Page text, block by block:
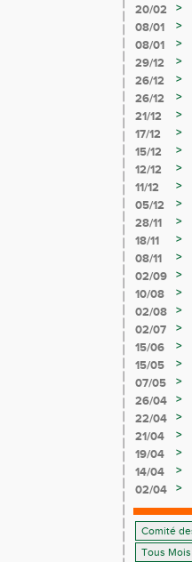
20/02
>
08/01
>
08/01
>
29/12
>
26/12
>
26/12
>
21/12
>
17/12
>
15/12 >
12/12
>
11/12
>
05/12
>
28/11
>
18/11
>
08/11
>
02/09
>
10/08
>
02/08
>
02/07
>
15/06
>
15/05
>
07/05
>
26/04
>
22/04
>
21/04
>
19/04
>
14/04
>
02/04
>